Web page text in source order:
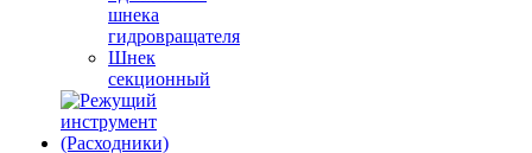
шнека
гидровращателя
Шнек
секционный